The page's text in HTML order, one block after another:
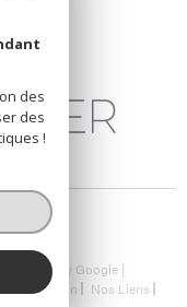
powered by Google |
Admin
Nos Liens
des
des
!